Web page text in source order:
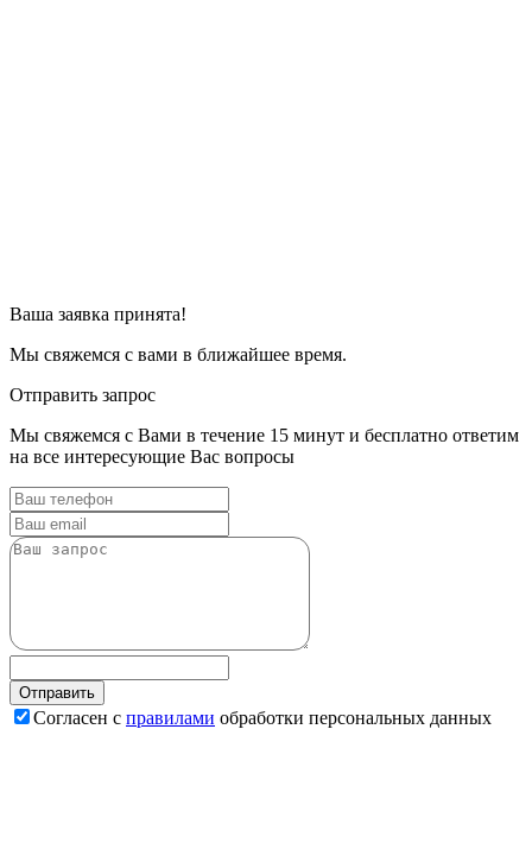
Ваша заявка принята!
Мы свяжемся с вами в ближайшее время.
Отправить запрос
Мы свяжемся с Вами в течение 15 минут и бесплатно ответим
на все интересующие Вас вопросы
Согласен с правилами обработки персональных данных